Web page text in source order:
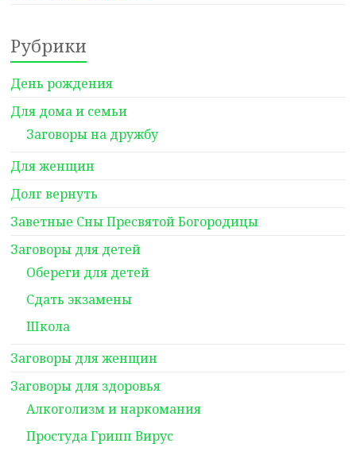
Рубрики
День рождения
Для дома и семьи
Заговоры на дружбу
Для женщин
Долг вернуть
Заветные Сны Пресвятой Богородицы
Заговоры для детей
Обереги для детей
Сдать экзамены
Школа
Заговоры для женщин
Заговоры для здоровья
Алкоголизм и наркомания
Простуда Грипп Вирус